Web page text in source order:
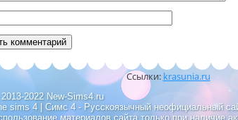
2022 New-Sims4.ru
sims 4 | Симс 4 - Русскоязычный неофициальный
материалов сайта только при наличие
Ссылки: krasunia.ru